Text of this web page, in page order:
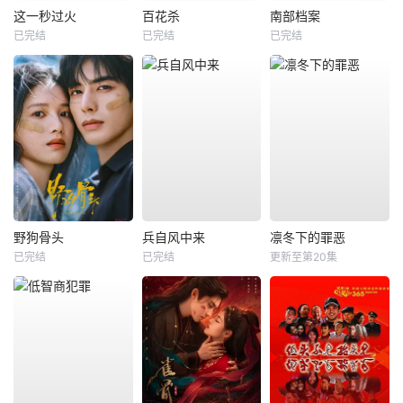
这一秒过火
已完结
百花杀
已完结
南部档案
已完结
野狗骨头
已完结
兵自风中来
已完结
凛冬下的罪恶
更新至第20集